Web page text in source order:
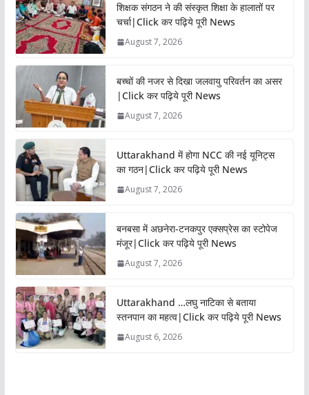
शिक्षक संगठन ने की संस्कृत शिक्षा के हालातों पर
चर्चा|Click कर पढ़िये पूरी News
August 7, 2026
बच्चों की नजर से दिखा जलवायु परिवर्तन का असर
|Click कर पढ़िये पूरी News
August 7, 2026
Uttarakhand में होगा NCC की नई यूनिट्स
का गठन|Click कर पढ़िये पूरी News
August 7, 2026
बनबसा में अछनेरा-टनकपुर एक्सप्रेस का स्टोपेज
मंजूर|Click कर पढ़िये पूरी News
August 7, 2026
Uttarakhand …लघु नाटिका से बताया
स्तनपान का महत्व|Click कर पढ़िये पूरी News
August 6, 2026